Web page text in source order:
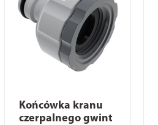
Końcówka kranu
czerpalnego gwint